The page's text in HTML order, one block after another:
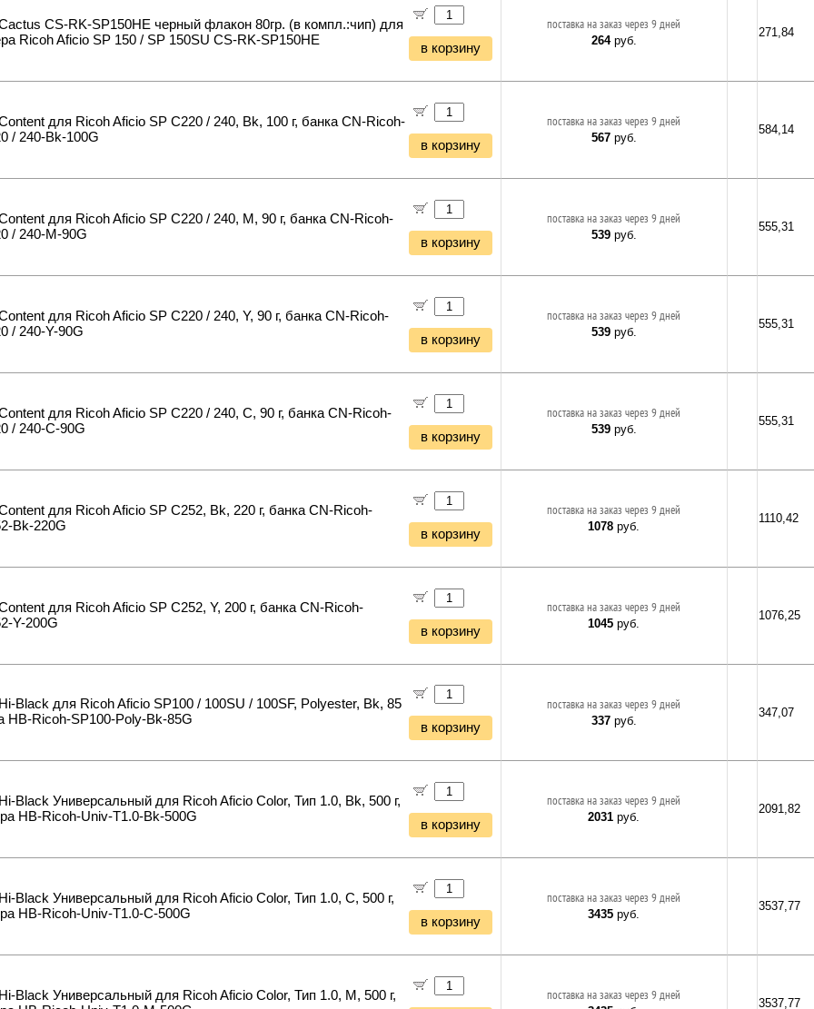
CS-RK-SP150HE черный флакон 80гр. (в компл.:чип) для
Ricoh Aficio SP 150 / SP 150SU CS-RK-SP150HE
в корзину
поставка на заказ через 9 дней
264руб.
271,84
для Ricoh Aficio SP C220 / 240, Bk, 100 г, банка CN-Ricoh-
/ 240-Bk-100G
в корзину
поставка на заказ через 9 дней
567руб.
584,14
для Ricoh Aficio SP C220 / 240, M, 90 г, банка CN-Ricoh-
/ 240-M-90G
в корзину
поставка на заказ через 9 дней
539руб.
555,31
для Ricoh Aficio SP C220 / 240, Y, 90 г, банка CN-Ricoh-
/ 240-Y-90G
в корзину
поставка на заказ через 9 дней
539руб.
555,31
для Ricoh Aficio SP C220 / 240, С, 90 г, банка CN-Ricoh-
/ 240-C-90G
в корзину
поставка на заказ через 9 дней
539руб.
555,31
для Ricoh Aficio SP C252, Bk, 220 г, банка CN-Ricoh-
Bk-220G
в корзину
поставка на заказ через 9 дней
1078 руб.
1110,42
для Ricoh Aficio SP C252, Y, 200 г, банка CN-Ricoh-
Y-200G
в корзину
поставка на заказ через 9 дней
1045 руб.
1076,25
Black для Ricoh Aficio SP100 / 100SU / 100SF, Polyester, Bk, 85
HB-Ricoh-SP100-Poly-Bk-85G
в корзину
поставка на заказ через 9 дней
337руб.
347,07
Black Универсальный для Ricoh Aficio Color, Тип 1.0, Bk, 500 г,
HB-Ricoh-Univ-T1.0-Bk-500G
в корзину
поставка на заказ через 9 дней
2031 руб.
2091,82
Black Универсальный для Ricoh Aficio Color, Тип 1.0, C, 500 г,
HB-Ricoh-Univ-T1.0-C-500G
в корзину
поставка на заказ через 9 дней
3435 руб.
3537,77
Black Универсальный для Ricoh Aficio Color, Тип 1.0, M, 500 г,
поставка на заказ через 9 дней
3537,77